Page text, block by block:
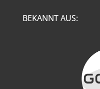
BEKANNT AUS: